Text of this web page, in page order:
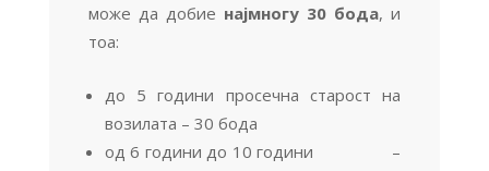
може да добие најмногу 30 бода, и
тоа:
до 5 години просечна старост на
возилата – 30 бода
од 6 години до 10 години –